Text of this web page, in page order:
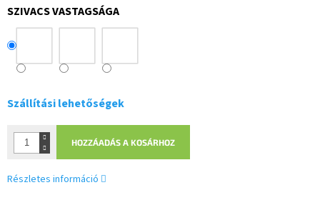
SZIVACS VASTAGSÁGA
Szállítási lehetőségek
HOZZÁADÁS A KOSÁRHOZ
Részletes információ